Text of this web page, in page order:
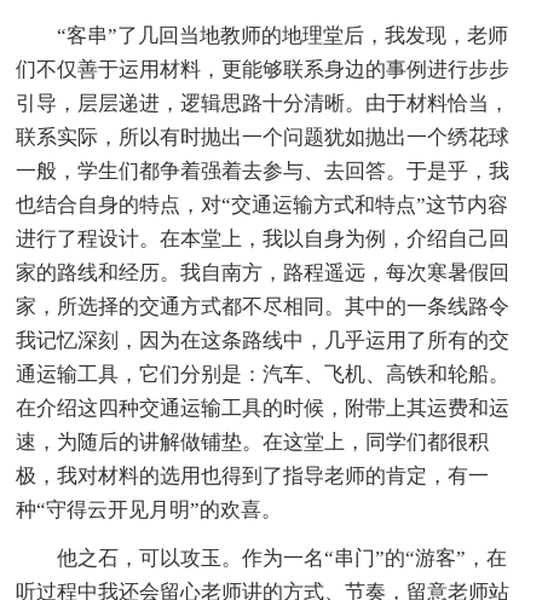
“客串”了几回当地教师的地理堂后，我发现，老师
们不仅善于运用材料，更能够联系身边的事例进行步步
引导，层层递进，逻辑思路十分清晰。由于材料恰当，
联系实际，所以有时抛出一个问题犹如抛出一个绣花球
一般，学生们都争着强着去参与、去回答。于是乎，我
也结合自身的特点，对“交通运输方式和特点”这节内容
进行了程设计。在本堂上，我以自身为例，介绍自己回
家的路线和经历。我自南方，路程遥远，每次寒暑假回
家，所选择的交通方式都不尽相同。其中的一条线路令
我记忆深刻，因为在这条路线中，几乎运用了所有的交
通运输工具，它们分别是：汽车、飞机、高铁和轮船。
在介绍这四种交通运输工具的时候，附带上其运费和运
速，为随后的讲解做铺垫。在这堂上，同学们都很积
极，我对材料的选用也得到了指导老师的肯定，有一
种“守得云开见月明”的欢喜。
他之石，可以攻玉。作为一名“串门”的“游客”，在
听过程中我还会留心老师讲的方式、节奏，留意老师站